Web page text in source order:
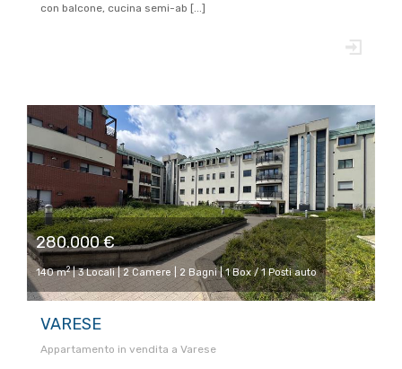
con balcone, cucina semi-ab [...]
280.000 €
140 m2| 3 Locali | 2 Camere | 2 Bagni | 1 Box / 1 Posti auto
VARESE
Appartamento in vendita a Varese